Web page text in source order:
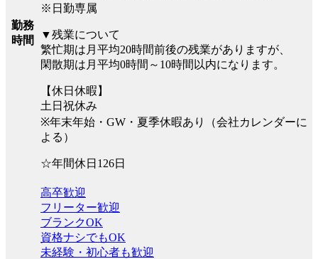
勤務
時間
※日勤専属
▼残業について
繁忙期は月平均20時間前後の残業がありますが、
閑散期は月平均0時間～10時間以内になります。
【休日休暇】
土日祝休み
※年末年始・GW・夏季休暇あり（会社カレンダーに
よる）
☆年間休日126日
高卒歓迎
フリーター歓迎
ブランクOK
資格ナシでもOK
未経験・初心者も歓迎